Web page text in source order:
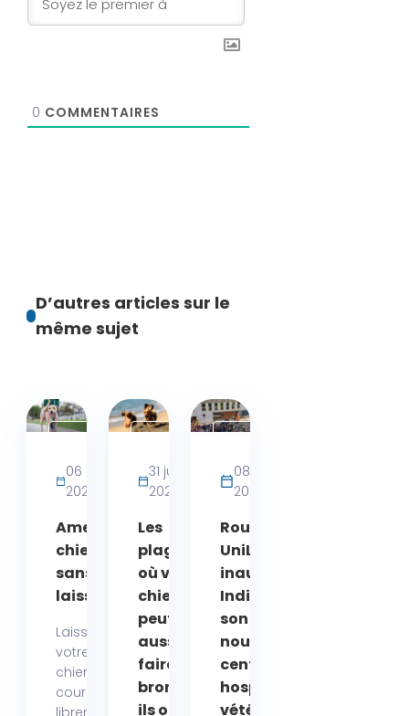
0 COMMENTAIRES
D’autres articles sur le
même sujet
être
chien
06 août
2026
Amende
chien
sans
laisse
Laisser
votre
chien
courir
librement
31 juillet
2026
Les
plages
où votre
chien
peut
aussi se
faire
bronzer :
ils ont
08 juin
2026
Rouen :
UniLaSalle
inaugure
Indivisa,
son
nouveau
centre
hospitalier
vétérinaire